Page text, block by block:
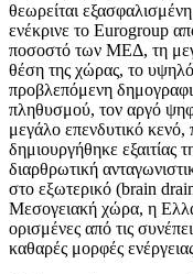
θεωρείται
ενέκρινε το Eurogroup
ποσοστό των ΜΕΔ, τη
θέση της χώρας, το
προβλεπόμενη
πληθυσμού, τον αργό
μεγάλο επενδυτικό
δημιουργήθηκε εξαιτίας
διαρθρωτική
στο εξωτερικό (brain
Μεσογειακή χώρα, η
ορισμένες από τις
καθαρές μορφές